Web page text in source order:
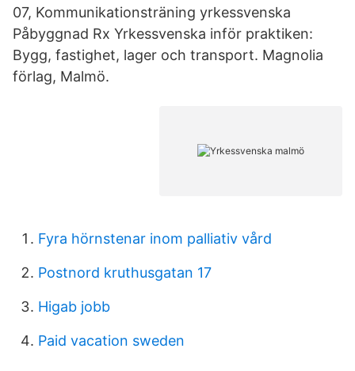
07, Kommunikationsträning yrkessvenska
Påbyggnad Rx Yrkessvenska inför praktiken:
Bygg, fastighet, lager och transport. Magnolia
förlag, Malmö.
Fyra hörnstenar inom palliativ vård
Postnord kruthusgatan 17
Higab jobb
Paid vacation sweden